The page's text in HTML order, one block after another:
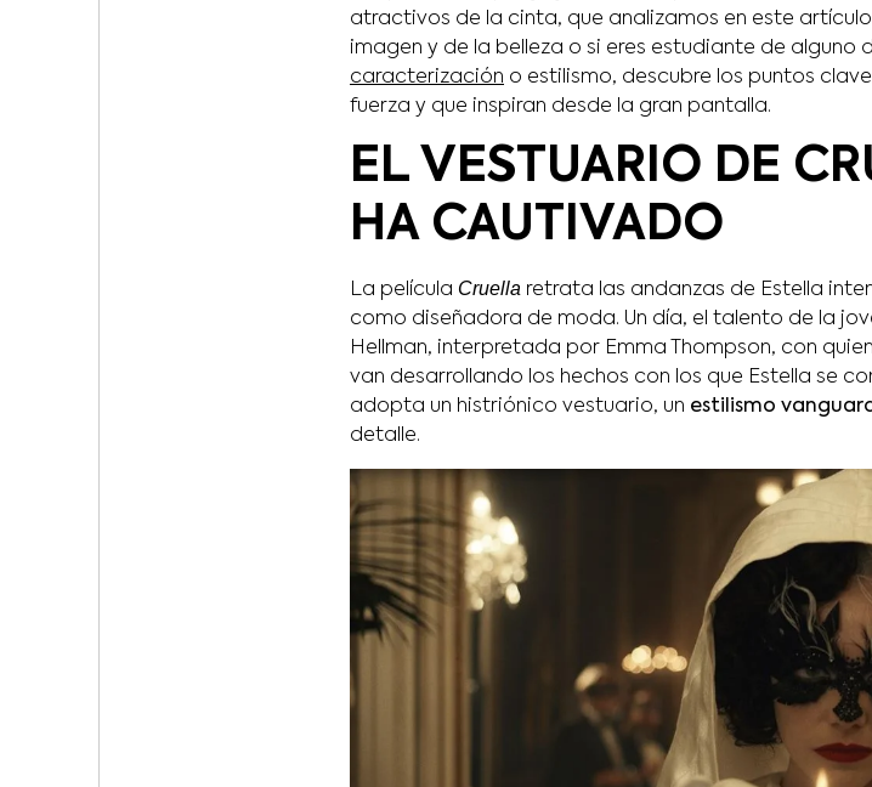
atractivos de la cinta, que analizamos en este
imagen y de la belleza o si eres estudiante de alguno
caracterización o estilismo, descubre los puntos
fuerza y que inspiran desde la gran pantalla.
EL VESTUARIO DE
HA CAUTIVADO
La película Cruella retrata las andanzas de Estella
como diseñadora de moda. Un día, el talento de la
Hellman, interpretada por Emma Thompson, con
van desarrollando los hechos con los que Estella se
adopta un histriónico vestuario, un estilismo
detalle.